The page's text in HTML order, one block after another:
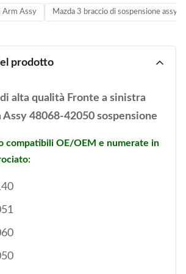
Arm Assy Mazda 3 braccio di sospensione assy
prodotto
alta qualità Fronte a sinistra
48068-42050 sospensione
compatibili OE/OEM e numerate in